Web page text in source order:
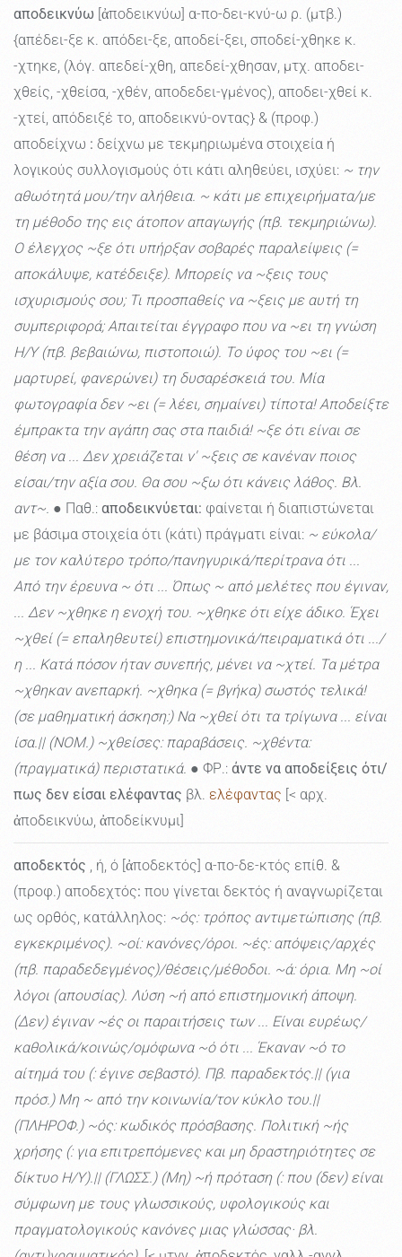
αποδεικνύω [ἀποδεικνύω] α-πο-δει-κνύ-ω ρ. (μτβ.)
{απέδει-ξε κ. απόδει-ξε, αποδεί-ξει, σποδεί-χθηκε κ.
-χτηκε, (λόγ. απεδεί-χθη, απεδεί-χθησαν, μτχ. αποδει-
χθείς, -χθείσα, -χθέν, αποδεδει-γμένος), αποδει-χθεί κ.
-χτεί, απόδειξέ το, αποδεικνύ-οντας} & (προφ.)
αποδείχνω : δείχνω με τεκμηριωμένα στοιχεία ή
λογικούς συλλογισμούς ότι κάτι αληθεύει, ισχύει: ~ την
αθωότητά μου/την αλήθεια. ~ κάτι με επιχειρήματα/με
τη μέθοδο της εις άτοπον απαγωγής (πβ. τεκμηριώνω).
Ο έλεγχος ~ξε ότι υπήρξαν σοβαρές παραλείψεις (=
αποκάλυψε, κατέδειξε). Μπορείς να ~ξεις τους
ισχυρισμούς σου; Τι προσπαθείς να ~ξεις με αυτή τη
συμπεριφορά; Απαιτείται έγγραφο που να ~ει τη γνώση
Η/Υ (πβ. βεβαιώνω, πιστοποιώ). Το ύφος του ~ει (=
μαρτυρεί, φανερώνει) τη δυσαρέσκειά του. Mία
φωτογραφία δεν ~ει (= λέει, σημαίνει) τίποτα! Αποδείξτε
έμπρακτα την αγάπη σας στα παιδιά! ~ξε ότι είναι σε
θέση να ... Δεν χρειάζεται ν' ~ξεις σε κανέναν ποιος
είσαι/την αξία σου. Θα σου ~ξω ότι κάνεις λάθος. Βλ.
αντ~. ● Παθ.: αποδεικνύεται: φαίνεται ή διαπιστώνεται
με βάσιμα στοιχεία ότι (κάτι) πράγματι είναι: ~ εύκολα/
με τον καλύτερο τρόπο/πανηγυρικά/περίτρανα ότι ...
Από την έρευνα ~ ότι ... Όπως ~ από μελέτες που έγιναν,
... Δεν ~χθηκε η ενοχή του. ~χθηκε ότι είχε άδικο. Έχει
~χθεί (= επαληθευτεί) επιστημονικά/πειραματικά ότι .../
η ... Κατά πόσον ήταν συνεπής, μένει να ~χτεί. Τα μέτρα
~χθηκαν ανεπαρκή. ~χθηκα (= βγήκα) σωστός τελικά!
(σε μαθηματική άσκηση:) Να ~χθεί ότι τα τρίγωνα ... είναι
ίσα.|| (ΝΟΜ.) ~χθείσες: παραβάσεις. ~χθέντα:
(πραγματικά) περιστατικά. ● ΦΡ.: άντε να αποδείξεις ότι/
πως δεν είσαι ελέφαντας βλ. ελέφαντας [< αρχ.
ἀποδεικνύω, ἀποδείκνυμι]
αποδεκτός , ή, ό [ἀποδεκτός] α-πο-δε-κτός επίθ. &
(προφ.) αποδεχτός: που γίνεται δεκτός ή αναγνωρίζεται
ως ορθός, κατάλληλος: ~ός: τρόπος αντιμετώπισης (πβ.
εγκεκριμένος). ~οί: κανόνες/όροι. ~ές: απόψεις/αρχές
(πβ. παραδεδεγμένος)/θέσεις/μέθοδοι. ~ά: όρια. Μη ~οί
λόγοι (απουσίας). Λύση ~ή από επιστημονική άποψη.
(Δεν) έγιναν ~ές οι παραιτήσεις των ... Είναι ευρέως/
καθολικά/κοινώς/ομόφωνα ~ό ότι ... Έκαναν ~ό το
αίτημά του (: έγινε σεβαστό). Πβ. παραδεκτός.|| (για
πρόσ.) Μη ~ από την κοινωνία/τον κύκλο του.||
(ΠΛΗΡΟΦ.) ~ός: κωδικός πρόσβασης. Πολιτική ~ής
χρήσης (: για επιτρεπόμενες και μη δραστηριότητες σε
δίκτυο Η/Υ).|| (ΓΛΩΣΣ.) (Μη) ~ή πρόταση (: που (δεν) είναι
σύμφωνη με τους γλωσσικούς, υφολογικούς και
πραγματολογικούς κανόνες μιας γλώσσας· βλ.